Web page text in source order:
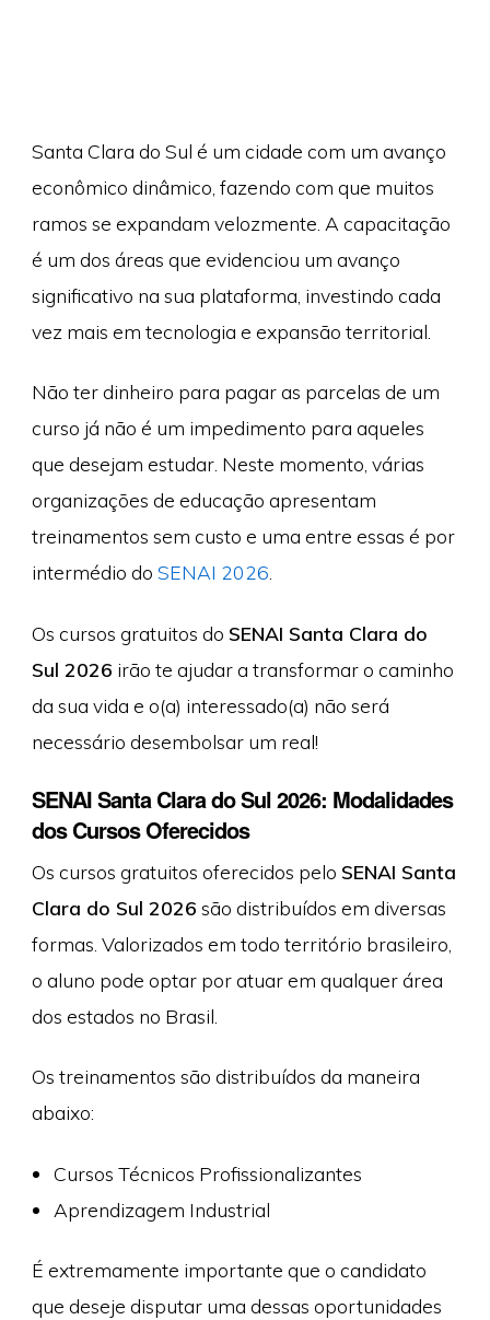
Santa Clara do Sul é um cidade com um avanço
econômico dinâmico, fazendo com que muitos
ramos se expandam velozmente. A capacitação
é um dos áreas que evidenciou um avanço
significativo na sua plataforma, investindo cada
vez mais em tecnologia e expansão territorial.
Não ter dinheiro para pagar as parcelas de um
curso já não é um impedimento para aqueles
que desejam estudar. Neste momento, várias
organizações de educação apresentam
treinamentos sem custo e uma entre essas é por
intermédio do SENAI 2026
Os cursos gratuitos do SENAI Santa Clara do
Sul 2026 irão te ajudar a transformar o caminho
da sua vida e o(a) interessado(a) não será
necessário desembolsar um real!
SENAI Santa Clara do Sul 2026: Modalidades
dos Cursos Oferecidos
Os cursos gratuitos oferecidos pelo SENAI Santa
Clara do Sul 2026 são distribuídos em diversas
formas. Valorizados em todo território brasileiro,
o aluno pode optar por atuar em qualquer área
dos estados no Brasil.
Os treinamentos são distribuídos da maneira
abaixo:
Cursos Técnicos Profissionalizantes
Aprendizagem Industrial
É extremamente importante que o candidato
que deseje disputar uma dessas oportunidades